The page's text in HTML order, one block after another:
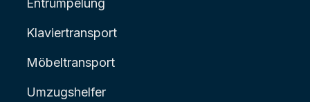
Entrümpelung
Klaviertransport
Möbeltransport
Umzugshelfer